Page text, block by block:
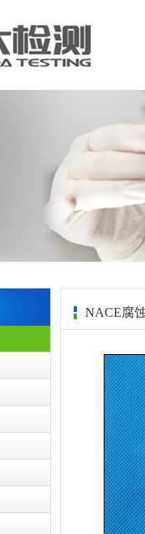
NACE腐